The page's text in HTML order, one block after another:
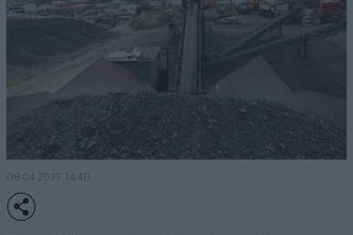
08·04·2019 14:40